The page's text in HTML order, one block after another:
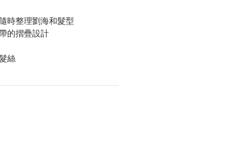
時整理劉海和髮型
的摺疊設計
絲